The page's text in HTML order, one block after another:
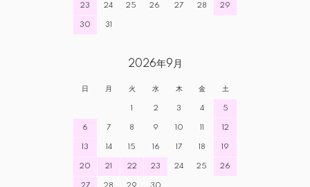
23 24 25 26 27 28 29
30 31
2026年9月
日 月 火 水 木 金 土
1 2 3 4 5
6 7 8 9 10 11 12
13 14 15 16 17 18 19
20 21 22 23 24 25 26